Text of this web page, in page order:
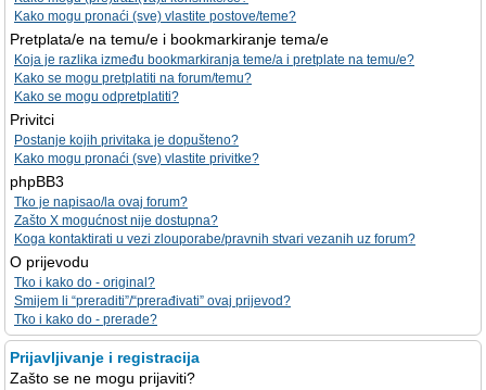
Kako mogu pronaći (sve) vlastite postove/teme?
Pretplata/e na temu/e i bookmarkiranje tema/e
Koja je razlika između bookmarkiranja teme/a i pretplate na temu/e?
Kako se mogu pretplatiti na forum/temu?
Kako se mogu odpretplatiti?
Privitci
Postanje kojih privitaka je dopušteno?
Kako mogu pronaći (sve) vlastite privitke?
phpBB3
Tko je napisao/la ovaj forum?
Zašto X mogućnost nije dostupna?
Koga kontaktirati u vezi zlouporabe/pravnih stvari vezanih uz forum?
O prijevodu
Tko i kako do - original?
Smijem li “preraditi”/“prerađivati” ovaj prijevod?
Tko i kako do - prerade?
Prijavljivanje i registracija
Zašto se ne mogu prijaviti?